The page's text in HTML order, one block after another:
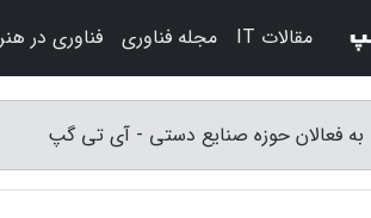
به فعالان حوزه صنایع دستی - آی تی گپ
مقالات IT مجله فناوری فناوری در هنر